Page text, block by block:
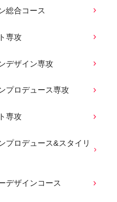
総合コース
専攻
デザイン専攻
プロデュース専攻
専攻
プロデュース&スタイリ
デザインコース